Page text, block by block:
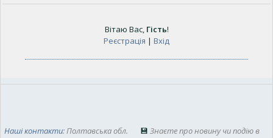
Вітаю Вас, Гість!
Реєстрація | Вхід
Наші контакти: Полтавська обл.
💾 Знаєте про новину чи подію в